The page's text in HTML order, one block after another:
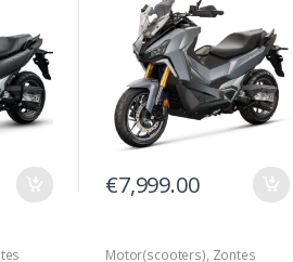
€7,999.00
Motor(scooters), Zontes